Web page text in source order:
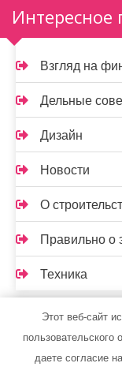
Интересное
Взгляд на
Дельные
Дизайн
Новости
О
Правильно о
Техника
Спасибо,
Этот веб-сайт
даете согласие